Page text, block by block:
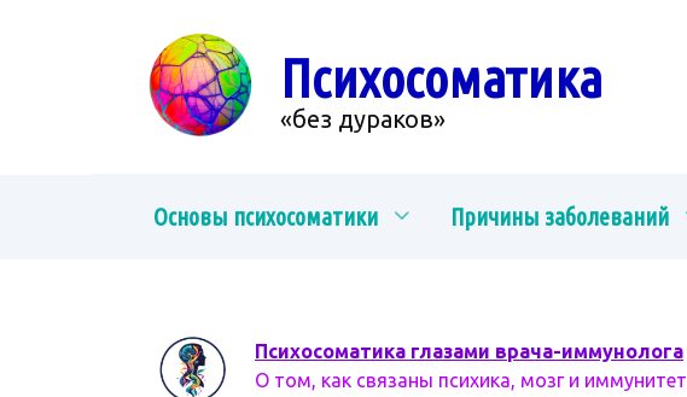
Психосоматика
«без дураков»
Основы психосоматики Причины заболеваний
Психосоматика глазами врача-иммунолога
О том, как связаны психика, мозг и иммунитет